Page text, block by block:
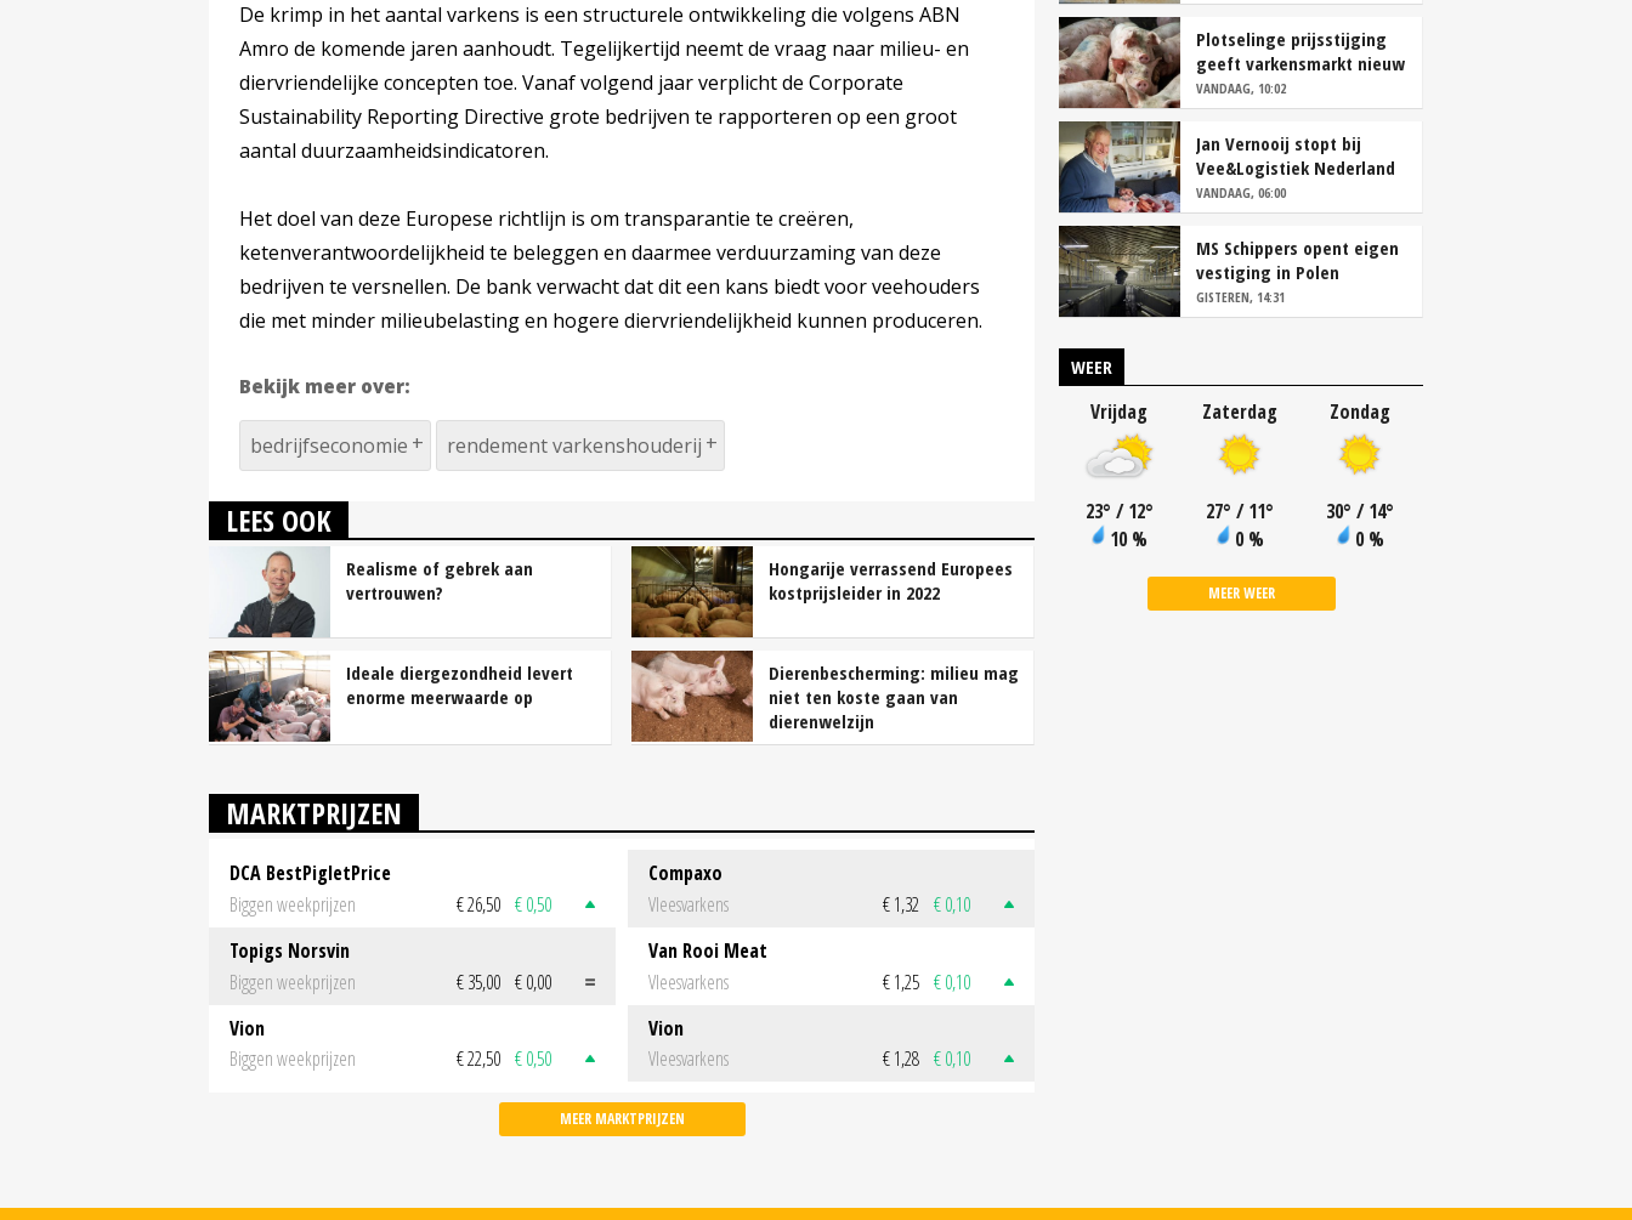
De krimp in het aantal varkens is een structurele ontwikkeling die volgens ABN
Amro de komende jaren aanhoudt. Tegelijkertijd neemt de vraag naar milieu- en
diervriendelijke concepten toe. Vanaf volgend jaar verplicht de Corporate
Sustainability Reporting Directive grote bedrijven te rapporteren op een groot
aantal duurzaamheidsindicatoren.
Het doel van deze Europese richtlijn is om transparantie te creëren,
ketenverantwoordelijkheid te beleggen en daarmee verduurzaming van deze
bedrijven te versnellen. De bank verwacht dat dit een kans biedt voor veehouders
die met minder milieubelasting en hogere diervriendelijkheid kunnen produceren.
Bekijk meer over:
bedrijfseconomie rendement varkenshouderij
LEES OOK
Realisme of gebrek aan
vertrouwen?
Hongarije verrassend Europees
kostprijsleider in 2022
Ideale diergezondheid levert
enorme meerwaarde op
Dierenbescherming: milieu mag
niet ten koste gaan van
dierenwelzijn
MARKTPRIJZEN
DCA BestPigletPrice
Biggen weekprijzen
€ 26,50 € 0,50
Topigs Norsvin
Biggen weekprijzen
€ 35,00 € 0,00
Vion
Biggen weekprijzen
€ 22,50 € 0,50
Compaxo
Vleesvarkens
€ 1,32 € 0,10
Van Rooi Meat
Vleesvarkens
€ 1,25 € 0,10
Vion
Vleesvarkens
€ 1,28 € 0,10
MEER MARKTPRIJZEN
Plotselinge prijsstijging
geeft varkensmarkt nieuw
perspectief
VANDAAG, 10:02
Jan Vernooij stopt bij
Vee&Logistiek Nederland
VANDAAG, 06:00
MS Schippers opent eigen
vestiging in Polen
GISTEREN, 14:31
WEER
Vrijdag
23° / 12°
10 %
Zaterdag
27° / 11°
0 %
Zondag
30° / 14°
0 %
MEER WEER